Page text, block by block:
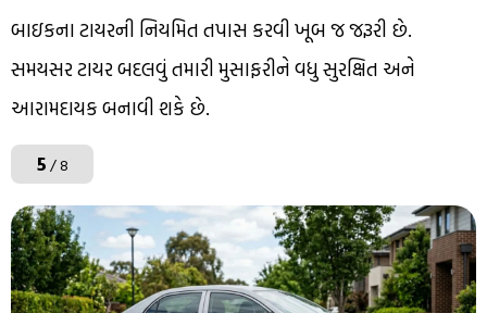
બાઇકના ટાયરની નિયમિત તપાસ કરવી ખૂબ જ જરૂરી છે.
સમયસર ટાયર બદલવું તમારી મુસાફરીને વધુ સુરક્ષિત અને
આરામદાયક બનાવી શકે છે.
5/ 8